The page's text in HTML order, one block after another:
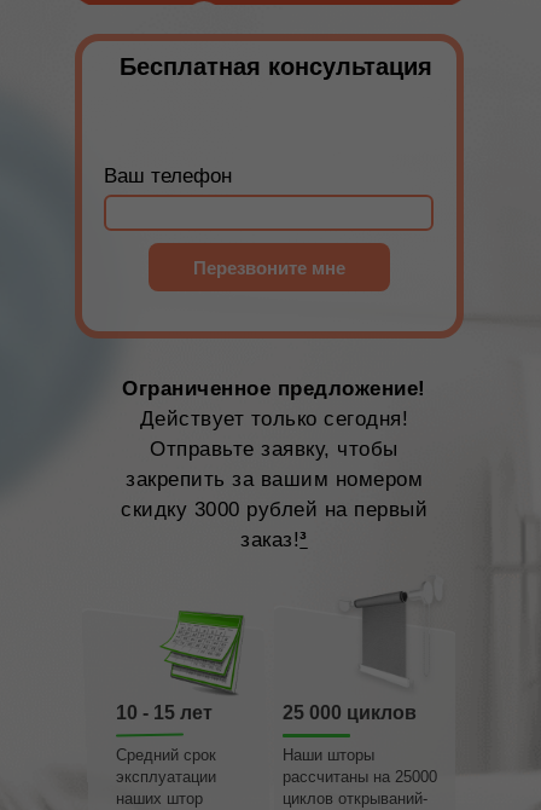
10 - 15 лет
Средний срок
эксплуатации
наших штор
25 000 циклов
Наши шторы
рассчитаны на 25000
циклов открываний-
Бесплатная консультация
Ваш телефон
Перезвоните мне
Ограниченное предложение!
Действует только сегодня!
Отправьте заявку, чтобы
закрепить за вашим номером
скидку 3000 рублей на первый
заказ!³